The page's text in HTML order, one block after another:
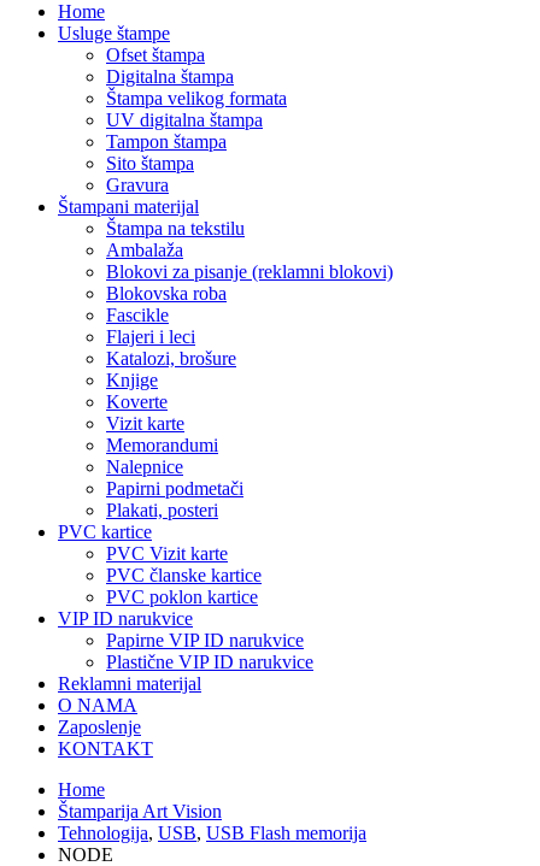
Home
Usluge štampe
Ofset štampa
Digitalna štampa
Štampa velikog formata
UV digitalna štampa
Tampon štampa
Sito štampa
Gravura
Štampani materijal
Štampa na tekstilu
Ambalaža
Blokovi za pisanje (reklamni blokovi)
Blokovska roba
Fascikle
Flajeri i leci
Katalozi, brošure
Knjige
Koverte
Vizit karte
Memorandumi
Nalepnice
Papirni podmetači
Plakati, posteri
PVC kartice
PVC Vizit karte
PVC članske kartice
PVC poklon kartice
VIP ID narukvice
Papirne VIP ID narukvice
Plastične VIP ID narukvice
Reklamni materijal
O NAMA
Zaposlenje
KONTAKT
Home
Štamparija Art Vision
Tehnologija, USB, USB Flash memorija
NODE